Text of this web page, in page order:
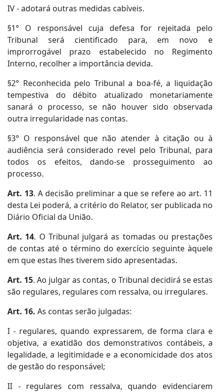
IV - adotará outras medidas cabíveis.
§1° O responsável cuja defesa for rejeitada pelo
Tribunal será cientificado para, em novo e
improrrogável prazo estabelecido no Regimento
Interno, recolher a importância devida.
§2° Reconhecida pelo Tribunal a boa-fé, a liquidação
tempestiva do débito atualizado monetariamente
sanará o processo, se não houver sido observada
outra irregularidade nas contas.
§3° O responsável que não atender à citação ou à
audiência será considerado revel pelo Tribunal, para
todos os efeitos, dando-se prosseguimento ao
processo.
Art. 13. A decisão preliminar a que se refere ao art. 11
desta Lei poderá, a critério do Relator, ser publicada no
Diário Oficial da União.
Art. 14. O Tribunal julgará as tomadas ou prestações
de contas até o término do exercício seguinte àquele
em que estas lhes tiverem sido apresentadas.
Art. 15. Ao julgar as contas, o Tribunal decidirá se estas
são regulares, regulares com ressalva, ou irregulares.
Art. 16. As contas serão julgadas:
I - regulares, quando expressarem, de forma clara e
objetiva, a exatidão dos demonstrativos contábeis, a
legalidade, a legitimidade e a economicidade dos atos
de gestão do responsável;
II - regulares com ressalva, quando evidenciarem